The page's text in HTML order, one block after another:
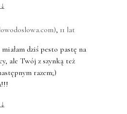
↓
, 11 lat
miałam dziś pesto pastę na
ale Twój z szynką też
razem;)
↓